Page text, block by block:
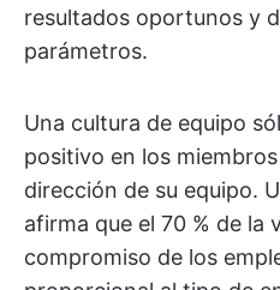
resultados oportunos y
parámetros.
Una cultura de equipo
positivo en los
dirección de su equipo.
afirma que el 70 % de la
compromiso de los